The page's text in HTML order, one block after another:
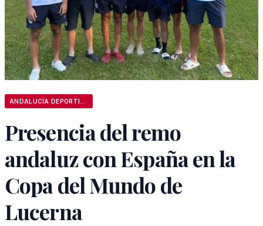
Presencia del remo
andaluz con España en la
Copa del Mundo de
Lucerna